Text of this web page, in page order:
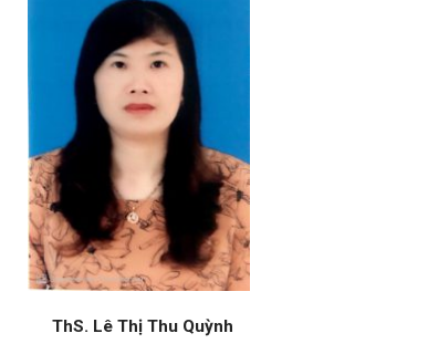
ThS. Lê Thị Thu Quỳnh